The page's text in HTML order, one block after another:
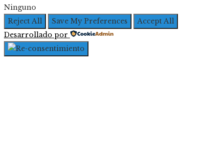
Ninguno
Reject All
Save My Preferences
Accept All
Desarrollado por